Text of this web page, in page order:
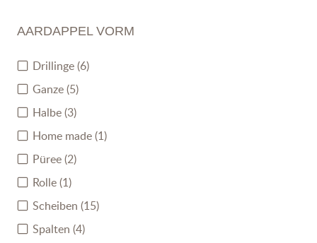
AARDAPPEL VORM
Drillinge(6)
Ganze(5)
Halbe(3)
Home made(1)
Püree(2)
Rolle(1)
Scheiben (15)
Spalten (4)